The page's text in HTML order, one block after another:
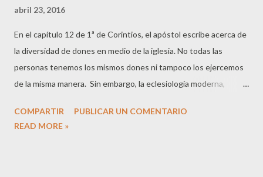
abril 23, 2016
En el capítulo 12 de 1ª de Corintios, el apóstol escribe acerca de
la diversidad de dones en medio de la iglesia. No todas las
personas tenemos los mismos dones ni tampoco los ejercemos
de la misma manera. Sin embargo, la eclesiología moderna,
de unos pocos en las reuniones, nos sumergen en una
COMPARTIR
PUBLICAR UN COMENTARIO
READ MORE »